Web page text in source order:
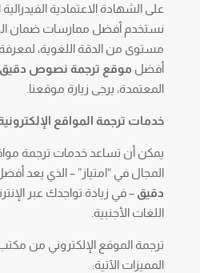
على الشهادة الاعتمادية
نستخدم أفضل ممارسات ضمان
مستوى من الدقة اللغوية، لمعرفة
أفضل موقع ترجمة نصوص دقيق
المعتمدة، يرجى زيارة موقعنا.
خدمات ترجمة المواقع
يمكن أن تساعد خدمات ترجمة
المجال في “امتياز” – الذي يعد
دقيق – في زيادة تواجدك عبر
اللغات الأجنبية.
ترجمة الموقع الإلكتروني من
المميزات الآتية: